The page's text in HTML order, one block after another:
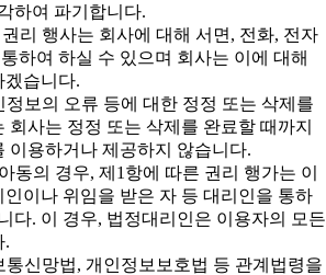
하여 파기합니다.
리 행사는 회사에 대해 서면, 전화, 전자
하여 하실 수 있으며 회사는 이에 대해
겠습니다.
정보의 오류 등에 대한 정정 또는 삭제를
회사는 정정 또는 삭제를 완료할 때까지
이용하거나 제공하지 않습니다.
동의 경우, 제1항에 따른 권리 행가는 이
이나 위임을 받은 자 등 대리인을 통하
다. 이 경우, 법정대리인은 이용자의 모든
.
통신망법, 개인정보보호법 등 관계법령을